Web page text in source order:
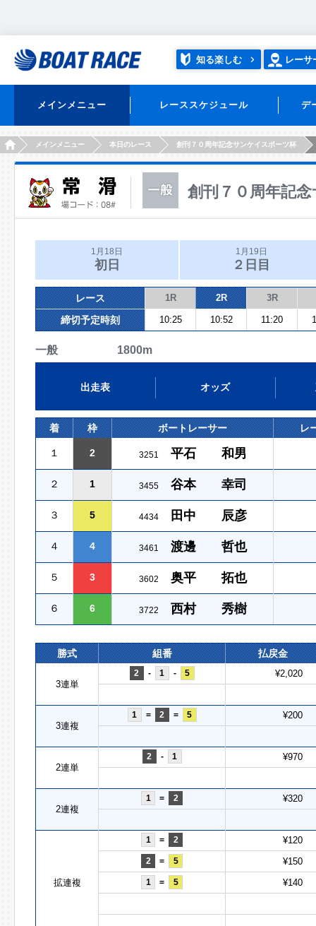
知る楽しむ レーサ
メインメニュー レーススケジュール デ
HOMEメインメニュー 本日のレース 創刊７０周年記念サンケイスポーツ杯
創刊７０周年記
1月18日
初日
1月19日
２日目
レース 1R 2R 3R
締切予定時刻 10:25 10:52 11:20
一般 1800m
出走表 オッズ
着 枠 ボートレーサー レ
１ 2 3251 平石 和男
２ 1 3455 谷本 幸司
３ 5 4434 田中 辰彦
４ 4 3461 渡邊 哲也
５ 3 3602 奥平 拓也
６ 6 3722 西村 秀樹
勝式 組番 払戻金
3連単
2 - 1 - 5 ¥2,020
3連複
1 = 2 = 5 ¥200
2連単
2 - 1 ¥970
2連複
1 = 2 ¥320
拡連複
1 = 2 ¥120
2 = 5 ¥150
1 = 5 ¥140